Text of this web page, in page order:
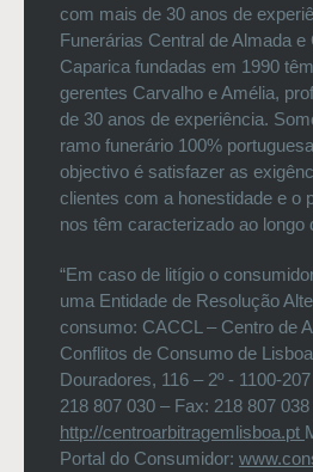
com mais de 30 anos de
Funerárias Central de Almada e
Caparica fundadas em 1990
gerentes Carvalho e Amélia,
de 30 anos de experiência.
ramo funerário 100%
objectivo é satisfazer as
clientes com a honestidade e o
nos têm caracterizado ao longo
“Em caso de litígio o
uma Entidade de Resolução
consumo: CACCL – Centro de
Conflitos de Consumo de
Douradores, 116 – 2º - 1100-
218 807 030 – Fax: 218 807 038
http://centroarbitragemlisboa.pt
Portal do Consumidor: